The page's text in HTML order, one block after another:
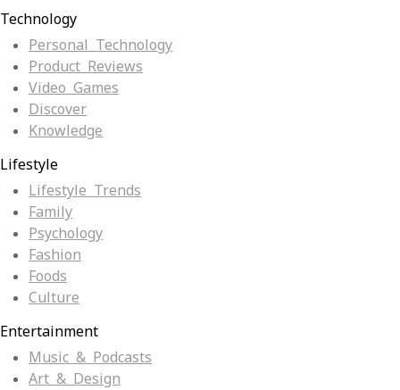
Technology
Personal Technology
Product Reviews
Video Games
Discover
Knowledge
Lifestyle
Lifestyle Trends
Family
Psychology
Fashion
Foods
Culture
Entertainment
Music & Podcasts
Art & Design